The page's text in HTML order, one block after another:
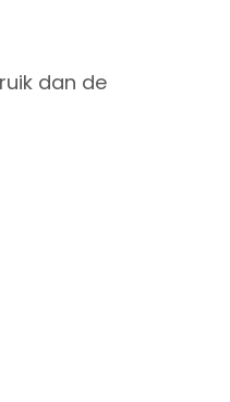
dan de